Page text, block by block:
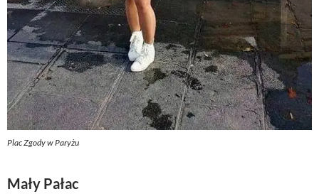
Plac Zgody w Paryżu
Mały Pałac